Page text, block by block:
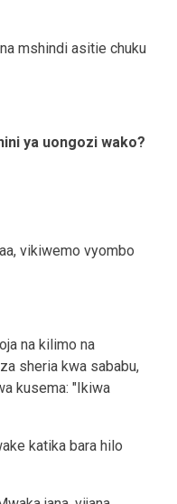
mshindi asitie chuku
ya uongozi wako?
vikiwemo vyombo
na kilimo na
sheria kwa sababu,
kusema: "Ikiwa
katika bara hilo